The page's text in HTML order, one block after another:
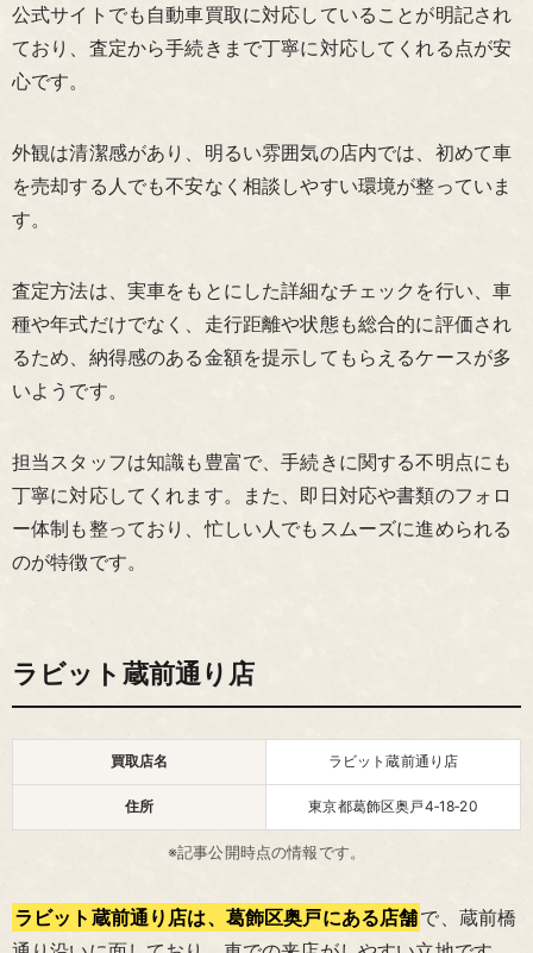
公式サイトでも自動車買取に対応していることが明記され
ており、査定から手続きまで丁寧に対応してくれる点が安
心です。
外観は清潔感があり、明るい雰囲気の店内では、初めて車
を売却する人でも不安なく相談しやすい環境が整っていま
す。
査定方法は、実車をもとにした詳細なチェックを行い、車
種や年式だけでなく、走行距離や状態も総合的に評価され
るため、納得感のある金額を提示してもらえるケースが多
いようです。
担当スタッフは知識も豊富で、手続きに関する不明点にも
丁寧に対応してくれます。また、即日対応や書類のフォロ
ー体制も整っており、忙しい人でもスムーズに進められる
のが特徴です。
ラビット蔵前通り店
買取店名 ラビット蔵前通り店
住所 東京都葛飾区奥戸4‑18‑20
※記事公開時点の情報です。
ラビット蔵前通り店は、葛飾区奥戸にある店舗で、蔵前橋